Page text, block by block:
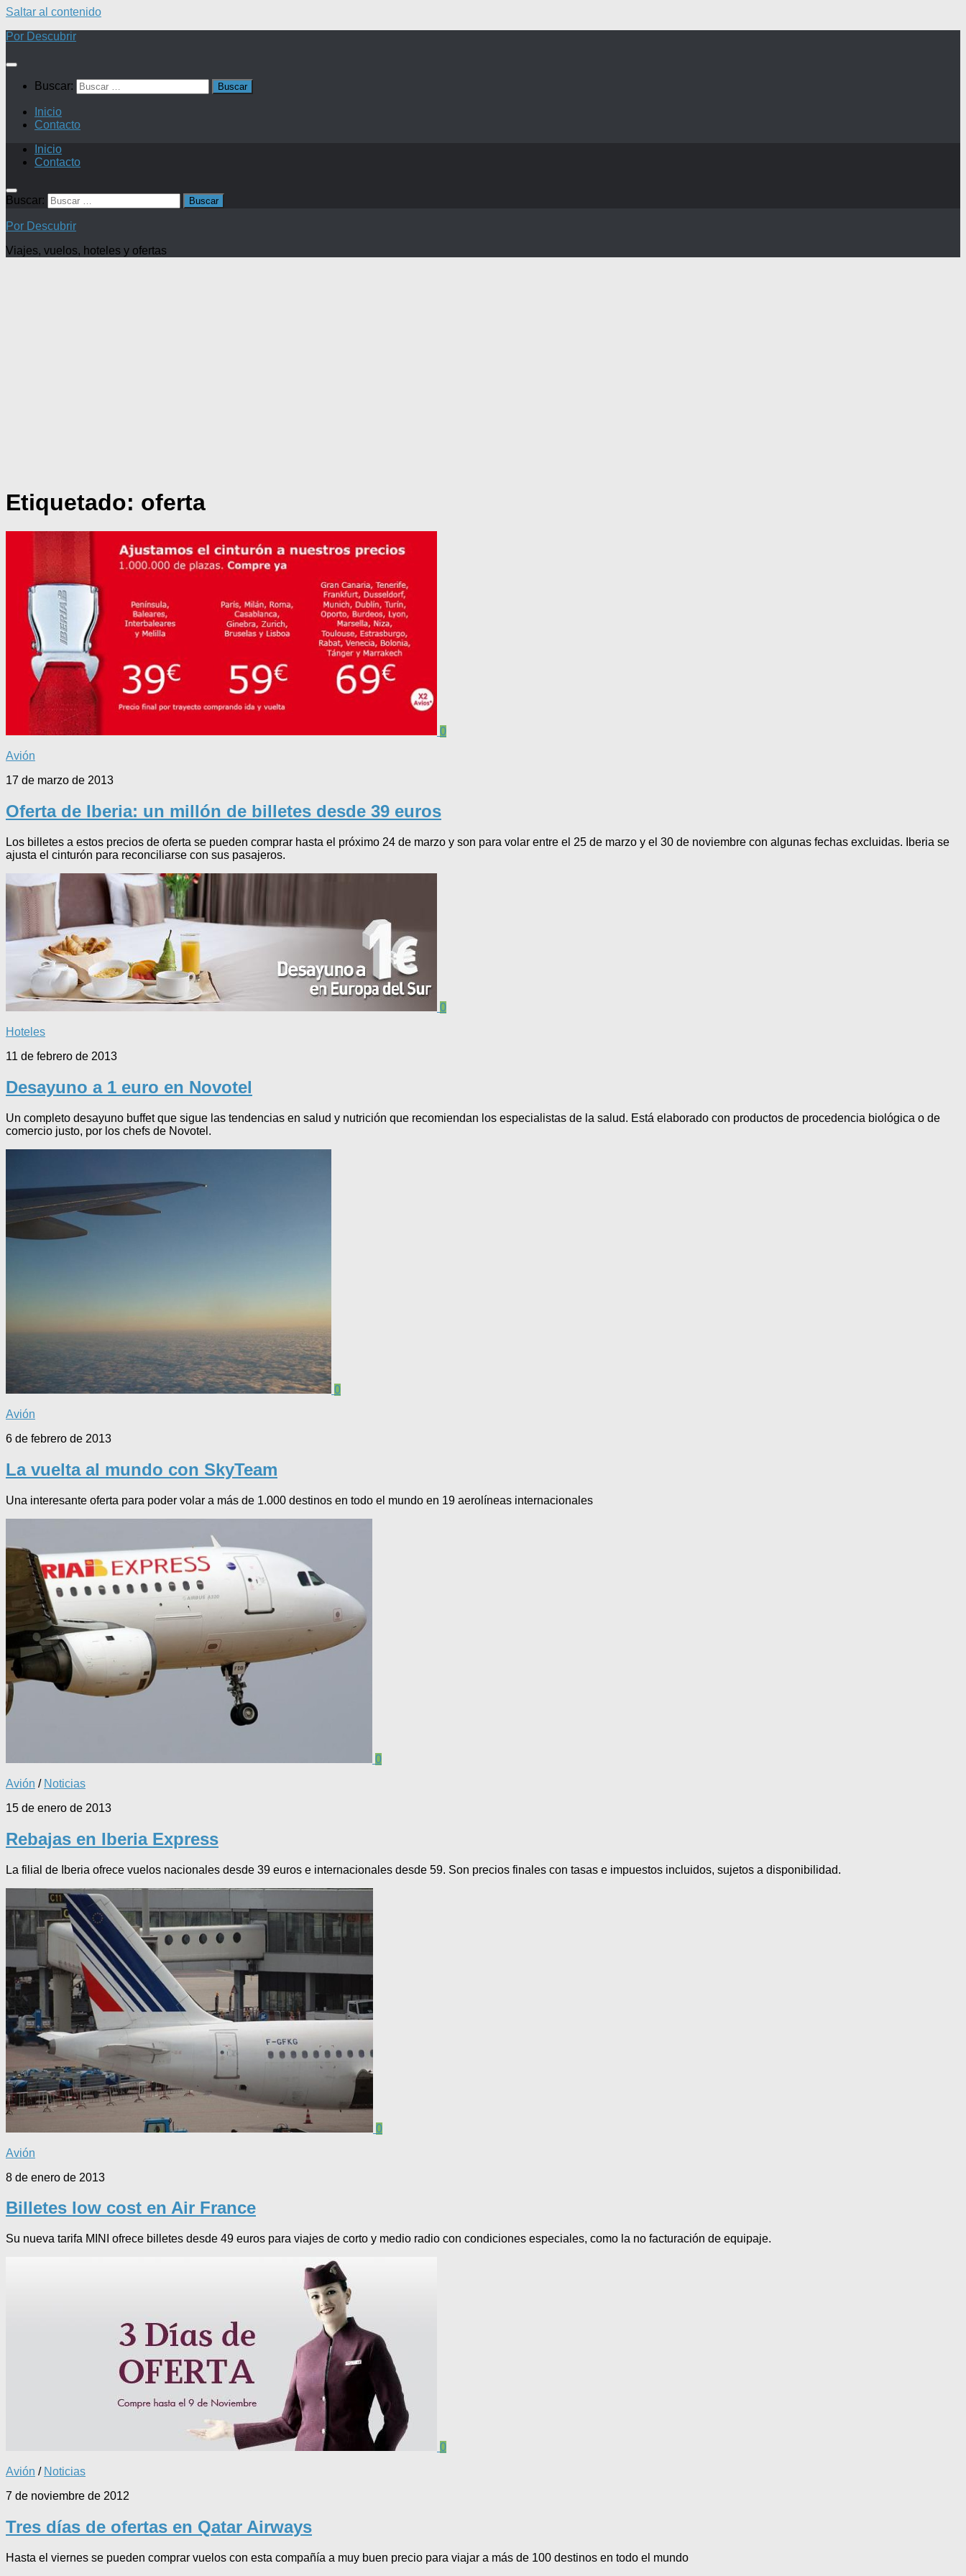
Saltar al contenido
Por Descubrir
Buscar:
Inicio
Contacto
Inicio
Contacto
Buscar:
Por Descubrir
Viajes, vuelos, hoteles y ofertas
Etiquetado: oferta
0
Avión
17 de marzo de 2013
Oferta de Iberia: un millón de billetes desde 39 euros
Los billetes a estos precios de oferta se pueden comprar hasta el próximo 24 de marzo y son para volar entre el 25 de marzo y el 30 de noviembre con algunas fechas excluidas. Iberia se
ajusta el cinturón para reconciliarse con sus pasajeros.
0
Hoteles
11 de febrero de 2013
Desayuno a 1 euro en Novotel
Un completo desayuno buffet que sigue las tendencias en salud y nutrición que recomiendan los especialistas de la salud. Está elaborado con productos de procedencia biológica o de
comercio justo, por los chefs de Novotel.
0
Avión
6 de febrero de 2013
La vuelta al mundo con SkyTeam
Una interesante oferta para poder volar a más de 1.000 destinos en todo el mundo en 19 aerolíneas internacionales
0
Avión / Noticias
15 de enero de 2013
Rebajas en Iberia Express
La filial de Iberia ofrece vuelos nacionales desde 39 euros e internacionales desde 59. Son precios finales con tasas e impuestos incluidos, sujetos a disponibilidad.
0
Avión
8 de enero de 2013
Billetes low cost en Air France
Su nueva tarifa MINI ofrece billetes desde 49 euros para viajes de corto y medio radio con condiciones especiales, como la no facturación de equipaje.
0
Avión / Noticias
7 de noviembre de 2012
Tres días de ofertas en Qatar Airways
Hasta el viernes se pueden comprar vuelos con esta compañía a muy buen precio para viajar a más de 100 destinos en todo el mundo